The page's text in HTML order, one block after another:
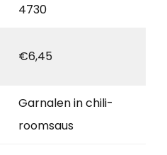
4730
€6,45
Garnalen in chili-
roomsaus